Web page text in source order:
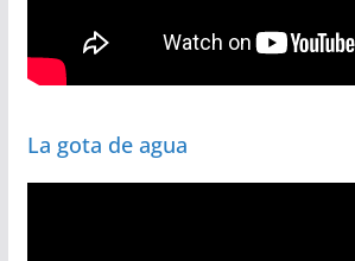
La gota de agua